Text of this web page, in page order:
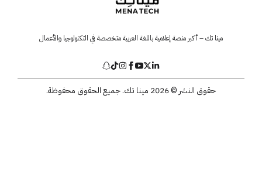
مينا تك – أكبر منصة إعلامية باللغة العربية متخصصة في التكنولوجيا والأعمال
حقوق النشر © 2026 مينا تك. جميع الحقوق محفوظة.